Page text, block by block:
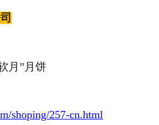
月”月饼
shoping/257-cn.html